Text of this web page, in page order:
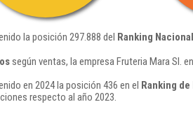
la posición 297.888 del Ranking
según ventas, la empresa Fruteria Mara Sl.
en 2024 la posición 436 en el Ranking
respecto al año 2023.